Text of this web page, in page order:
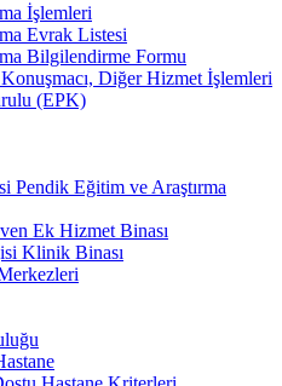
İşlemleri
Evrak Listesi
Bilgilendirme Formu
Konuşmacı, Diğer Hizmet İşlemleri
(EPK)
Pendik Eğitim ve Araştırma
Ek Hizmet Binası
Klinik Binası